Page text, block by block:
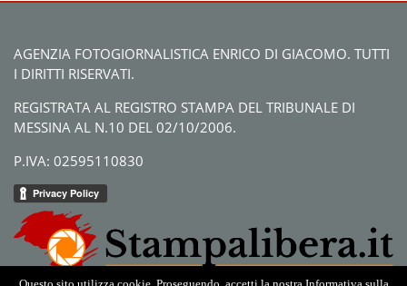
AGENZIA FOTOGIORNALISTICA ENRICO DI GIACOMO. TUTTI
I DIRITTI RISERVATI.
REGISTRATA AL REGISTRO STAMPA DEL TRIBUNALE DI
MESSINA AL N.10 DEL 02/10/2006.
P.IVA: 02595110830